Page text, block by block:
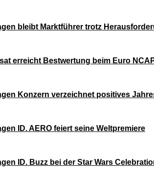
bleibt Marktführer trotz
erreicht Bestwertung beim Euro
Konzern verzeichnet positives
ID. AERO feiert seine Weltpremiere
ID. Buzz bei der Star Wars